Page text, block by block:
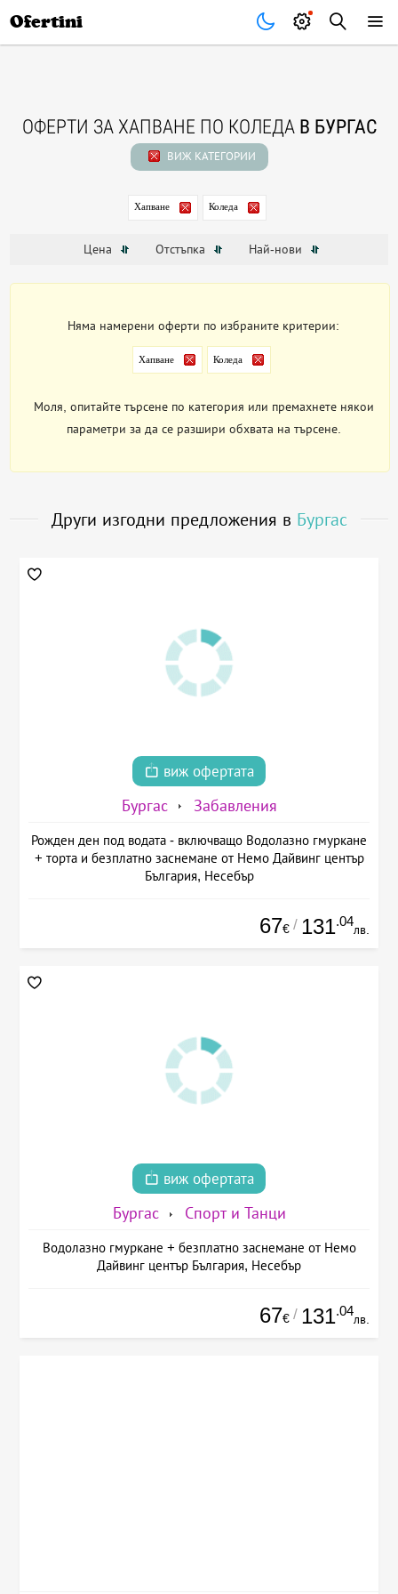
Ofertini
ОФЕРТИ ЗА ХАПВАНЕ ПО КОЛЕДА В БУРГАС
ВИЖ КАТЕГОРИИ
Хапване Коледа
Цена Отстъпка Най-нови
Няма намерени оферти по избраните критерии:
Хапване Коледа
Моля, опитайте търсене по категория или премахнете някои
параметри за да се разшири обхвата на търсене.
Други изгодни предложения в Бургас
виж офертата
Бургас Забавления
Рожден ден под водата - включващо Водолазно гмуркане
+ торта и безплатно заснемане от Немо Дайвинг център
България, Несебър
67€ / 131.04
лв.
виж офертата
Бургас Спорт и Танци
Водолазно гмуркане + безплатно заснемане от Немо
Дайвинг център България, Несебър
67€ / 131.04
лв.